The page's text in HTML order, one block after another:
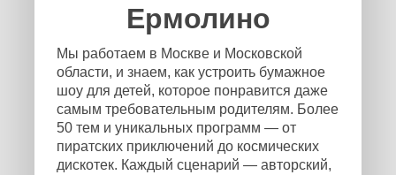
Ермолино
Мы работаем в Москве и Московской
области, и знаем, как устроить бумажное
шоу для детей, которое понравится даже
самым требовательным родителям. Более
50 тем и уникальных программ — от
пиратских приключений до космических
дискотек. Каждый сценарий — авторский,